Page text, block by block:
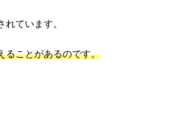
ています。
ることがあるのです。